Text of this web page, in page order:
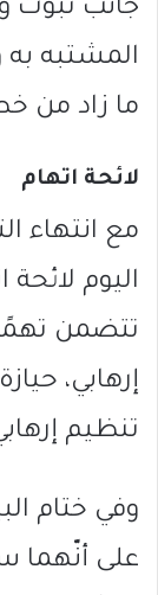
جانب ثبوت
المشتبه به
ما زاد من
لائحة اتهام
مع انتهاء
اليوم
تتضمن
إرهابي،
تنظيم
وفي ختام
على أنّهما